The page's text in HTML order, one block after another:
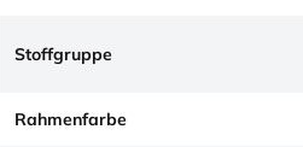
Stoffgruppe
Rahmenfarbe